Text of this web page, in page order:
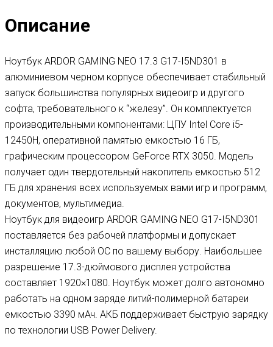
Описание
Ноутбук ARDOR GAMING NEO 17.3 G17-I5ND301 в
алюминиевом черном корпусе обеспечивает стабильный
запуск большинства популярных видеоигр и другого
софта, требовательного к “железу”. Он комплектуется
производительными компонентами: ЦПУ Intel Core i5-
12450H, оперативной памятью емкостью 16 ГБ,
графическим процессором GeForce RTX 3050. Модель
получает один твердотельный накопитель емкостью 512
ГБ для хранения всех используемых вами игр и программ,
документов, мультимедиа.
Ноутбук для видеоигр ARDOR GAMING NEO G17-I5ND301
поставляется без рабочей платформы и допускает
инсталляцию любой ОС по вашему выбору. Наибольшее
разрешение 17.3-дюймового дисплея устройства
составляет 1920×1080. Ноутбук может долго автономно
работать на одном заряде литий-полимерной батареи
емкостью 3390 мАч. АКБ поддерживает быструю зарядку
по технологии USB Power Delivery.